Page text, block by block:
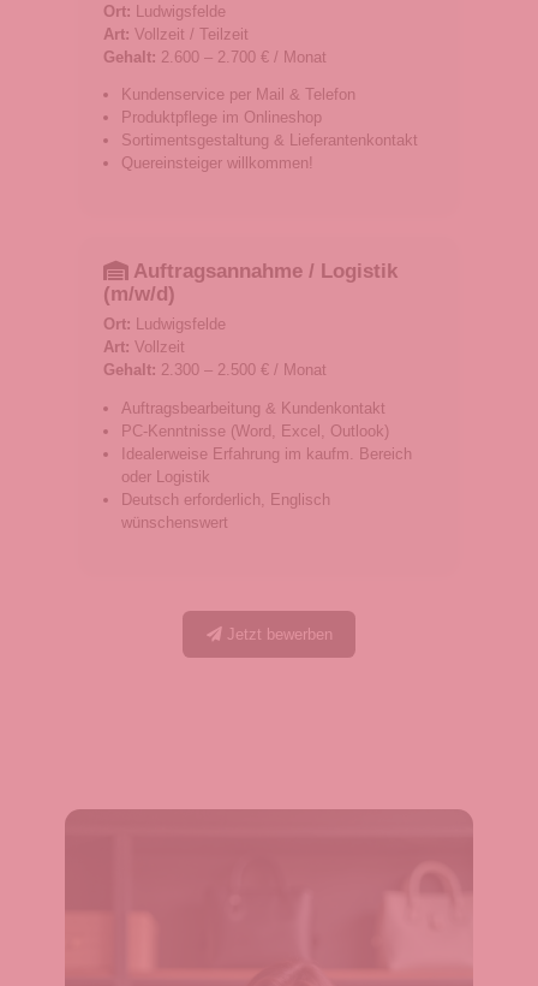
Ort: Ludwigsfelde
Art: Vollzeit / Teilzeit
Gehalt: 2.600 – 2.700 € / Monat
Kundenservice per Mail & Telefon
Produktpflege im Onlineshop
Sortimentsgestaltung & Lieferantenkontakt
Quereinsteiger willkommen!
Auftragsannahme / Logistik
(m/w/d)
Ort: Ludwigsfelde
Art: Vollzeit
Gehalt: 2.300 – 2.500 € / Monat
Auftragsbearbeitung & Kundenkontakt
PC-Kenntnisse (Word, Excel, Outlook)
Idealerweise Erfahrung im kaufm. Bereich
oder Logistik
Deutsch erforderlich, Englisch
wünschenswert
Jetzt bewerben